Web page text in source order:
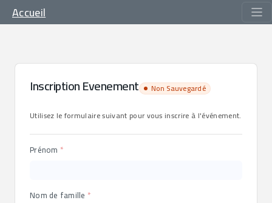
Accueil
Inscription Evenement
Non Sauvegardé
Utilisez le formulaire suivant pour vous inscrire à l'événement.
Prénom
Nom de famille